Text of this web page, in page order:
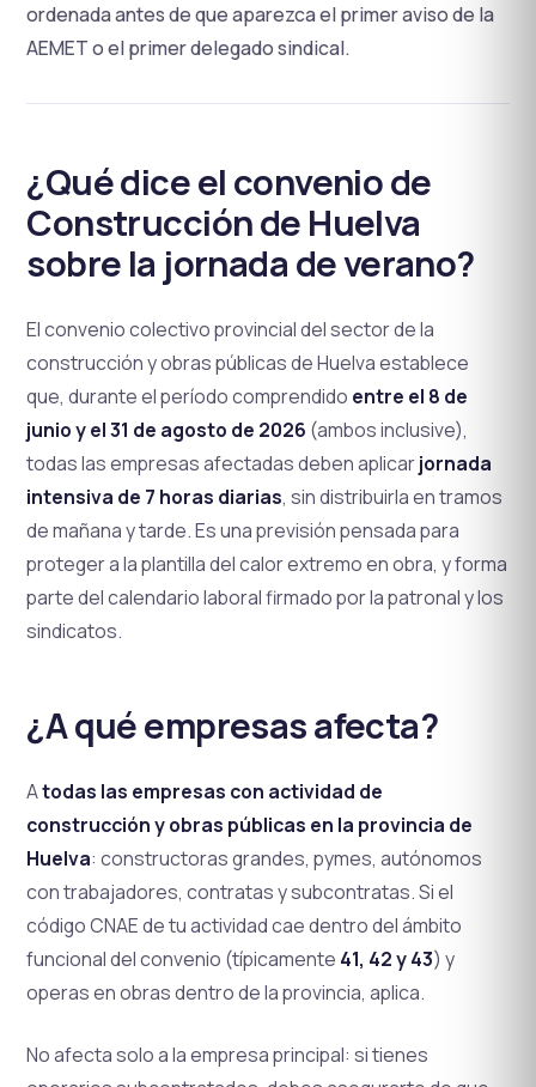
ordenada antes de que aparezca el primer aviso de la
AEMET o el primer delegado sindical.
¿Qué dice el convenio de
Construcción de Huelva
sobre la jornada de verano?
El convenio colectivo provincial del sector de la
construcción y obras públicas de Huelva establece
que, durante el período comprendido entre el 8 de
junio y el 31 de agosto de 2026 (ambos inclusive),
todas las empresas afectadas deben aplicarjornada
intensiva de 7 horas diarias, sin distribuirla en tramos
de mañana y tarde. Es una previsión pensada para
proteger a la plantilla del calor extremo en obra, y forma
parte del calendario laboral firmado por la patronal y los
sindicatos.
¿A qué empresas afecta?
Atodas las empresas con actividad de
construcción y obras públicas en la provincia de
Huelva: constructoras grandes, pymes, autónomos
con trabajadores, contratas y subcontratas. Si el
código CNAE de tu actividad cae dentro del ámbito
funcional del convenio (típicamente 41, 42 y 43) y
operas en obras dentro de la provincia, aplica.
No afecta solo a la empresa principal: si tienes